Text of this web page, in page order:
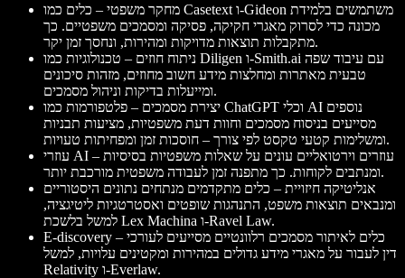
מחקר משפטי – כלים כמו Casetext ו-Gideon משתמשים בלמידת
מכונה כדי לסרוק מאגרי חקיקה, פסיקה ומסמכים משפטיים. כך
מתקבלות תוצאות מדויקות ומהירות, ונחסך זמן יקר.
ניתוח חוזים – טכנולוגיות כמו Diligen ו-Smith.ai עם עיבוד שפה
טבעית מאתרות ומחלצות מידע חשוב מחוזים, מזהות סיכונים
ומייעלות בדיקות וניהול מסמכים.
יצירת מסמכים – פלטפורמות כמו ChatGPT וכלי AI נוספים
מסייעים בניסוח מסמכים וחוות דעת משפטיות, מציעות תבניות
ומשלימות קטעי טקסט לפי צורך – חוסכות זמן ומפחיתות טעויות.
עוזרי AI – עוזרים וירטואליים עונים על שאלות משפטיות בסיסיות
ומנתבים לקוחות. כך מתפנה זמן לעבודה משפטית מורכבת יותר.
אנליטיקה חיזויית – כלים מתקדמים מנתחים נתונים היסטוריים
ומנבאים תוצאות משפט, התנהגות שופטים ואסטרטגיות ליטיגציה,
למשל בלשכת Lex Machina ו-Ravel Law.
E-discovery – כלים לאיתור מסמכים רלוונטיים מסייעים לעורכי
דין לעבור על מאגרי מידע גדולים במהירות ומקטינים עלויות, למשל
Relativity ו-Everlaw.